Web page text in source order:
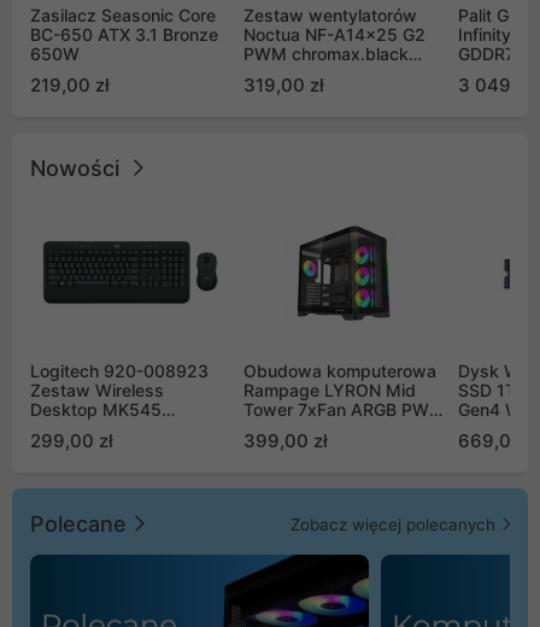
Zasilacz Seasonic Core
BC-650 ATX 3.1 Bronze
650W
219,00 zł
Zestaw wentylatorów
Noctua NF-A14x25 G2
PWM chromax.black
Push Pull (2szt)
319,00 zł
Palit
Infinity 3
GDDR7
GB2050S)
3 049,00
Nowości
Logitech 920-008923
Zestaw Wireless
Desktop MK545
299,00 zł
Obudowa komputerowa
Rampage LYRON Mid
Tower 7xFan ARGB PWM
399,00 zł
Dysk WD
SSD 1TB
Gen4
669,00
Polecane Zobacz więcej polecanych